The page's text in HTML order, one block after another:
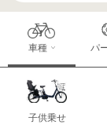
車種
子供乗せ
パ